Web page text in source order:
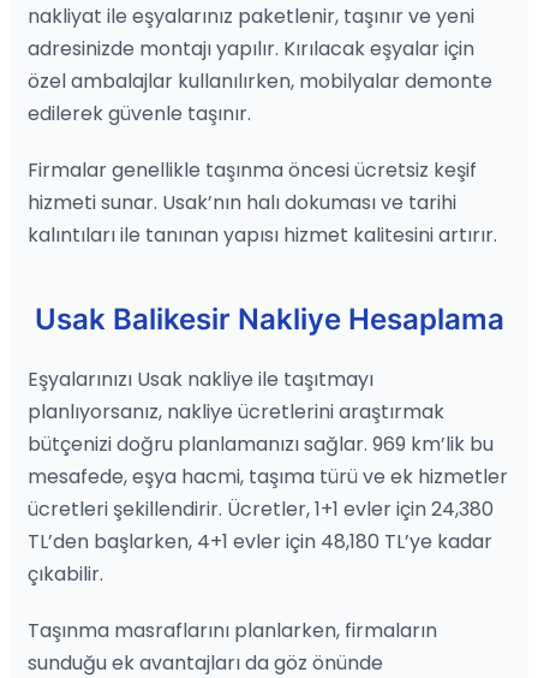
nakliyat ile eşyalarınız paketlenir, taşınır ve yeni
adresinizde montajı yapılır. Kırılacak eşyalar için
özel ambalajlar kullanılırken, mobilyalar demonte
edilerek güvenle taşınır.
Firmalar genellikle taşınma öncesi ücretsiz keşif
hizmeti sunar. Usak’nın halı dokuması ve tarihi
kalıntıları ile tanınan yapısı hizmet kalitesini artırır.
Usak Balikesir Nakliye Hesaplama
Eşyalarınızı Usak nakliye ile taşıtmayı
planlıyorsanız, nakliye ücretlerini araştırmak
bütçenizi doğru planlamanızı sağlar. 969 km’lik bu
mesafede, eşya hacmi, taşıma türü ve ek hizmetler
ücretleri şekillendirir. Ücretler, 1+1 evler için 24,380
TL’den başlarken, 4+1 evler için 48,180 TL’ye kadar
çıkabilir.
Taşınma masraflarını planlarken, firmaların
sunduğu ek avantajları da göz önünde